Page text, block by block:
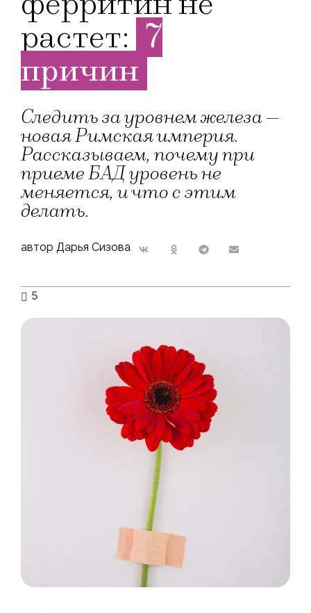
растет: 7
причин
Следить за уровнем железа —
новая Римская империя.
Рассказываем, почему при
приеме БАД уровень не
меняется, и что с этим
делать.
автор Дарья Сизова
5